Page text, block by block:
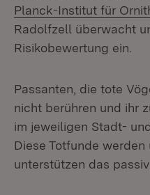
Planck-Institut für
Radolfzell überwacht
Risikobewertung ein.
Passanten, die tote
nicht berühren und ihr
im jeweiligen Stadt-
Diese Totfunde
unterstützen das